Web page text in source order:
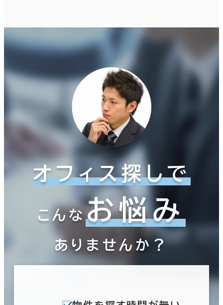
オフィス探しで
こんなお悩み
ありませんか？